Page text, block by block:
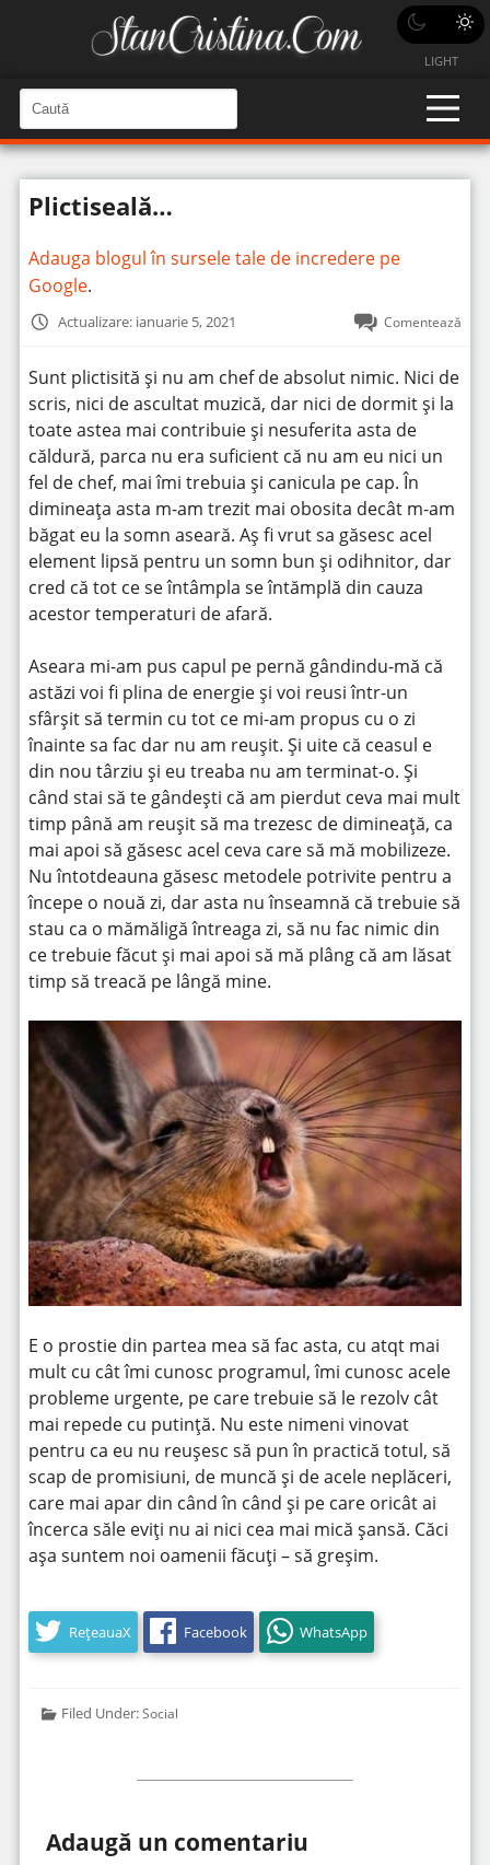
LIGHT
a
u
t
n
C
a
u
î
n
t
Plictiseală…
Adauga blogul în sursele tale de incredere pe
Google.
Actualizare: ianuarie 5, 2021 Comentează
Sunt plictisită și nu am chef de absolut nimic. Nici de
scris, nici de ascultat muzică, dar nici de dormit și la
toate astea mai contribuie și nesuferita asta de
căldură, parca nu era suficient că nu am eu nici un
fel de chef, mai îmi trebuia și canicula pe cap. În
dimineața asta m-am trezit mai obosita decât m-am
băgat eu la somn aseară. Aș fi vrut sa găsesc acel
element lipsă pentru un somn bun și odihnitor, dar
cred că tot ce se întâmpla se întămplă din cauza
acestor temperaturi de afară.
Aseara mi-am pus capul pe pernă gândindu-mă că
astăzi voi fi plina de energie și voi reusi într-un
sfârșit să termin cu tot ce mi-am propus cu o zi
înainte sa fac dar nu am reușit. Și uite că ceasul e
din nou târziu și eu treaba nu am terminat-o. Și
când stai să te gândești că am pierdut ceva mai mult
timp până am reușit să ma trezesc de dimineață, ca
mai apoi să găsesc acel ceva care să mă mobilizeze.
Nu întotdeauna găsesc metodele potrivite pentru a
începe o nouă zi, dar asta nu înseamnă că trebuie să
stau ca o mămăligă întreaga zi, să nu fac nimic din
ce trebuie făcut și mai apoi să mă plâng că am lăsat
timp să treacă pe lângă mine.
E o prostie din partea mea să fac asta, cu atqt mai
mult cu cât îmi cunosc programul, îmi cunosc acele
probleme urgente, pe care trebuie să le rezolv cât
mai repede cu putință. Nu este nimeni vinovat
pentru ca eu nu reușesc să pun în practică totul, să
scap de promisiuni, de muncă și de acele neplăceri,
care mai apar din când în când și pe care oricât ai
încerca săle eviți nu ai nici cea mai mică șansă. Căci
așa suntem noi oamenii făcuți – să greșim.
RețeauaX Facebook WhatsApp
Filed Under:Social
Adaugă un comentariu